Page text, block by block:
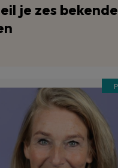
je zes bekende